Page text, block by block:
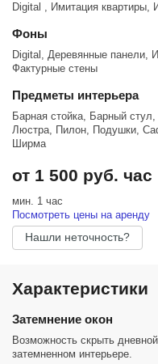
2 часа и более –1500 руб. /
1 час – 2000 руб./час,
2 часа и более –1600 руб. /
Гримёрная–500 руб. /час.
БУДНИ:
1 час – 2500 руб./час,
2 часа и более –1900 руб./час.
1 час – 2500 руб./час,
Гримёрная –700 руб./час.
При аренде по тарифу
10 000 руб. (возвращается
Гримёрка совмещена с
всё время съёмки.
Возможна аренда вне
другими гостями студии).
"Мероприятие" – 700 руб./час.
Digital , Имитация квартиры,
Фоны
Digital, Деревянные панели,
Фактурные стены
Предметы интерьера
Барная стойка, Барный
Люстра, Пилон, Подушки,
Ширма
от 1 500 руб. час
мин. 1 час
Посмотреть цены на аренду
Нашли неточность?
Характеристики
Затемнение окон
Возможность скрыть
затемненном интерьере.